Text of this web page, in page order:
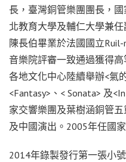
長，臺灣銅管樂團團長，
北教育大學及輔仁大學兼任
陳長伯畢業於法國國立
音樂院評審一致通過獲得
各地文化中心陸續舉辦<氣
<Fantasy>、< Sonata> 及
家交響樂團及葉樹涵銅管
及中國演出。2005年任國
2014年錄製發行第一張小